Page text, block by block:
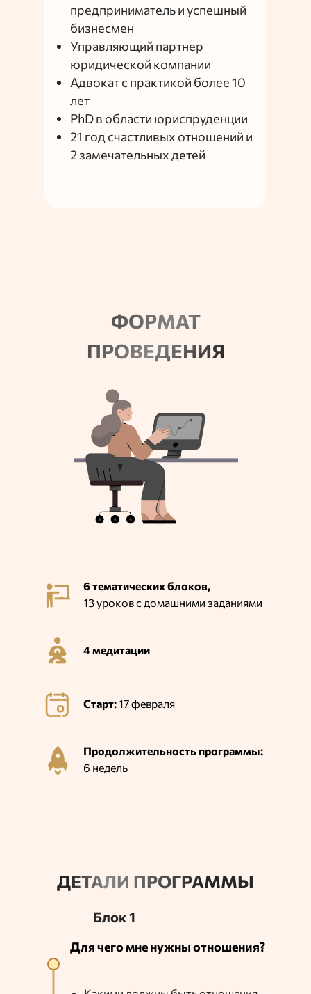
предприниматель и успешный
бизнесмен
Управляющий партнер
юридической компании
Адвокат с практикой более 10
лет
PhD в области юриспруденции
21 год счастливых отношений и
2 замечательных детей
ФОРМАТ
ПРОВЕДЕНИЯ
6 тематических блоков,
13 уроков с домашними заданиями
4 медитации
Старт:17 февраля
Продолжительность программы:
6 недель
ДЕТАЛИ ПРОГРАММЫ
Блок 1
Для чего мне нужны отношения?